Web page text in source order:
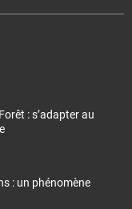
: s’adapter au
: un phénomène